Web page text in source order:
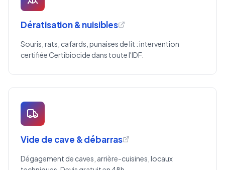
Dératisation & nuisibles
Souris, rats, cafards, punaises de lit : intervention
certifiée Certibiocide dans toute l'IDF.
Vide de cave & débarras
Dégagement de caves, arrière-cuisines, locaux